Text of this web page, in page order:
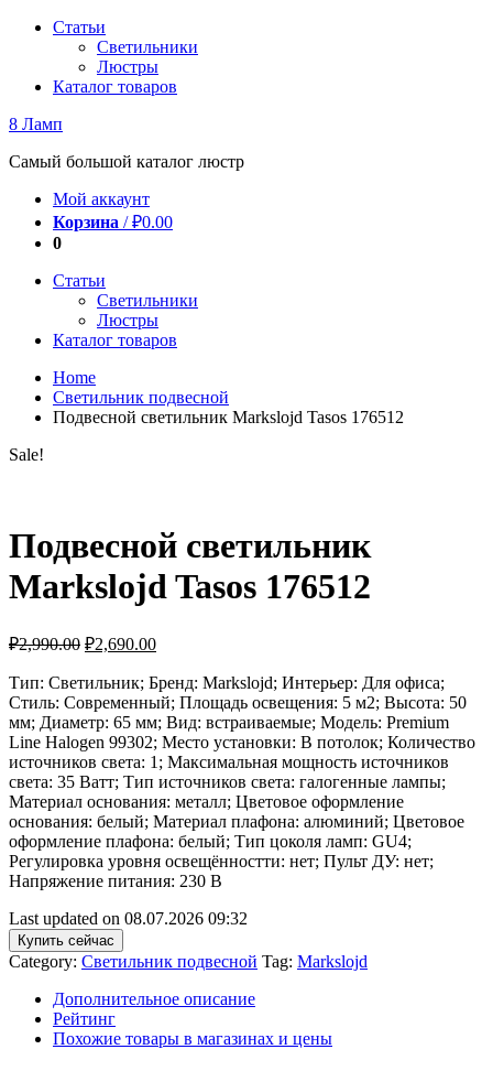
Перейти
содержимому
Статьи
Светильники
Люстры
Каталог товаров
8 Ламп
Самый большой каталог люстр
Мой аккаунт
Корзина /₽0.00
0
Статьи
Светильники
Люстры
Каталог товаров
Home
Светильник подвесной
Подвесной светильник Markslojd Tasos 176512
Sale!
Подвесной светильник
Markslojd Tasos 176512
₽2,990.00 ₽2,690.00
Тип: Светильник; Бренд: Markslojd; Интерьер: Для офиса;
Стиль: Современный; Площадь освещения: 5 м2; Высота: 50
мм; Диаметр: 65 мм; Вид: встраиваемые; Модель: Premium
Line Halogen 99302; Место установки: В потолок; Количество
источников света: 1; Максимальная мощность источников
света: 35 Ватт; Тип источников света: галогенные лампы;
Материал основания: металл; Цветовое оформление
основания: белый; Материал плафона: алюминий; Цветовое
оформление плафона: белый; Тип цоколя ламп: GU4;
Регулировка уровня освещённостти: нет; Пульт ДУ: нет;
Напряжение питания: 230 В
Last updated on 08.07.2026 09:32
Купить сейчас
Category: Светильник подвесной Tag: Markslojd
Дополнительное описание
Рейтинг
Похожие товары в магазинах и цены